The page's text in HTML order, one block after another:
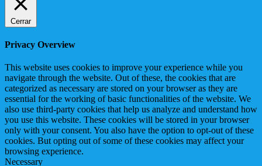
Cerrar
Privacy Overview
This website uses cookies to improve your experience while you
navigate through the website. Out of these, the cookies that are
categorized as necessary are stored on your browser as they are
essential for the working of basic functionalities of the website. We
also use third-party cookies that help us analyze and understand how
you use this website. These cookies will be stored in your browser
only with your consent. You also have the option to opt-out of these
cookies. But opting out of some of these cookies may affect your
browsing experience.
Necessary